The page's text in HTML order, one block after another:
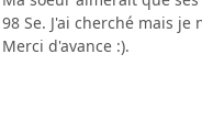
98 Se. J'ai cherché mais
Merci d'avance :).